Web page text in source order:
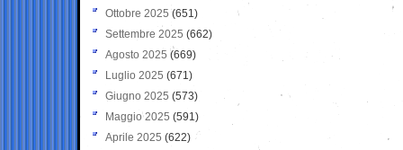
Ottobre 2025 (651)
Settembre 2025 (662)
Agosto 2025 (669)
Luglio 2025 (671)
Giugno 2025 (573)
Maggio 2025 (591)
Aprile 2025 (622)